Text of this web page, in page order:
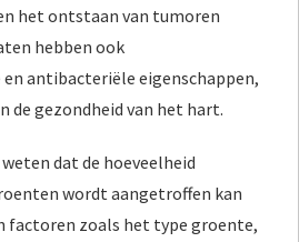
het ontstaan van tumoren
hebben ook
antibacteriële eigenschappen,
de gezondheid van het hart.
dat de hoeveelheid
wordt aangetroffen kan
factoren zoals het type groente,